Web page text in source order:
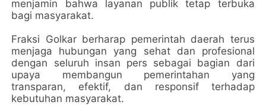
menjamin bahwa layanan publik tetap terbuka
bagi masyarakat.
Fraksi Golkar berharap pemerintah daerah terus
menjaga hubungan yang sehat dan profesional
dengan seluruh insan pers sebagai bagian dari
upaya membangun pemerintahan yang
transparan, efektif, dan responsif terhadap
kebutuhan masyarakat.